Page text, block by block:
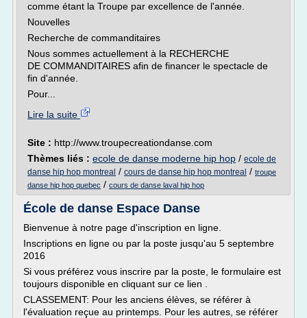
comme étant la Troupe par excellence de l'année.
Nouvelles
Recherche de commanditaires
Nous sommes actuellement à la RECHERCHE
DE COMMANDITAIRES afin de financer le spectacle de
fin d'année.
Pour...
Lire la suite
Site : http://www.troupecreationdanse.com
Thèmes liés : ecole de danse moderne hip hop / ecole de
danse hip hop montreal / cours de danse hip hop montreal / troupe
danse hip hop quebec / cours de danse laval hip hop
École de danse Espace Danse
Bienvenue à notre page d'inscription en ligne.
Inscriptions en ligne ou par la poste jusqu'au 5 septembre
2016
Si vous préférez vous inscrire par la poste, le formulaire est
toujours disponible en cliquant sur ce lien .
CLASSEMENT: Pour les anciens élèves, se référer à
l'évaluation reçue au printemps. Pour les autres, se référer